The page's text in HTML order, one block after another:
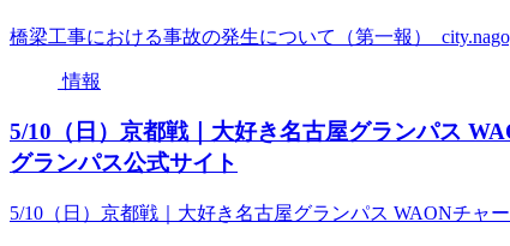
橋梁工事における事故の発生について（第一報）
情報
5/10（日）京都戦｜大好き名古屋グランパス
グランパス公式サイト
5/10（日）京都戦｜大好き名古屋グランパス WAONチャ